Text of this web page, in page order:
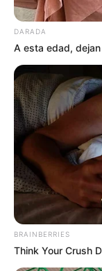
DARADA
A esta edad,
BRAINBERRIES
Think Your Crush